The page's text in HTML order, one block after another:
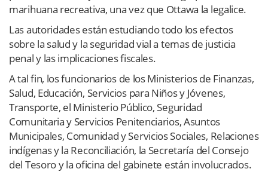
marihuana recreativa, una vez que Ottawa la legalice.
Las autoridades están estudiando todo los efectos
sobre la salud y la seguridad vial a temas de justicia
penal y las implicaciones fiscales.
A tal fin, los funcionarios de los Ministerios de Finanzas,
Salud, Educación, Servicios para Niños y Jóvenes,
Transporte, el Ministerio Público, Seguridad
Comunitaria y Servicios Penitenciarios, Asuntos
Municipales, Comunidad y Servicios Sociales, Relaciones
indígenas y la Reconciliación, la Secretaría del Consejo
del Tesoro y la oficina del gabinete están involucrados.